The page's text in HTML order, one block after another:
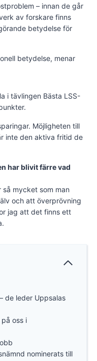
– innan de går
av forskare finns
betydelse för
betydelse, menar
i tävlingen Bästa LSS-
Möjligheten till
inte den aktiva fritid de
har blivit färre vad
mycket som man
och att överprövning
jag att det finns ett
de leder Uppsalas
oss i
nominerats till